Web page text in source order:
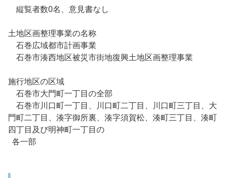
縦覧者数0名、意見書なし
土地区画整理事業の名称
石巻広域都市計画事業
石巻市湊西地区被災市街地復興土地区画整理事業
施行地区の区域
石巻市大門町一丁目の全部
石巻市川口町一丁目、川口町二丁目、川口町三丁目、大
門町二丁目、湊字御所裏、湊字須賀松、湊町三丁目、湊町
四丁目及び明神町一丁目の
各一部